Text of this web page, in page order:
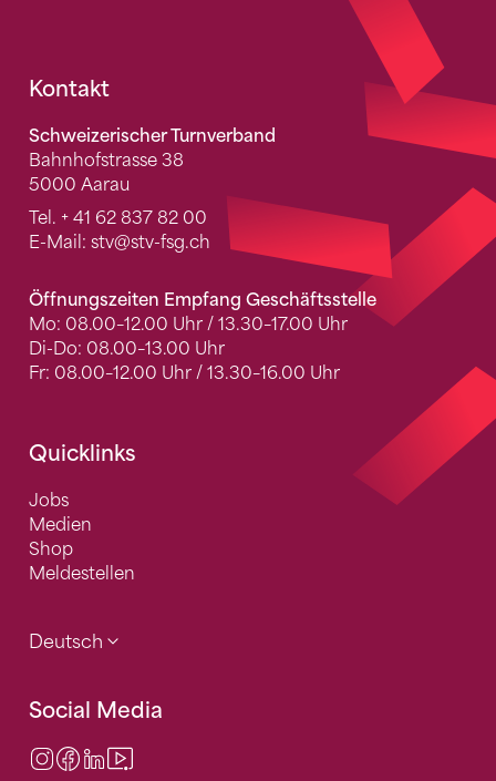
Fusszeile
Kontakt
Schweizerischer Turnverband
Bahnhofstrasse 38
5000 Aarau
Tel. + 41 62 837 82 00
E-Mail: stv@stv-fsg.ch
Öffnungszeiten Empfang Geschäftsstelle
Mo: 08.00–12.00 Uhr / 13.30–17.00 Uhr
Di-Do: 08.00–13.00 Uhr
Fr: 08.00–12.00 Uhr / 13.30–16.00 Uhr
Quicklinks
Jobs
Medien
Shop
Meldestellen
Deutsch
Social Media
Instagram
Facebook
LinkedIn